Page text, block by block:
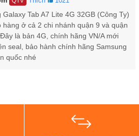
ngày nhanh chóng.
Galaxy Tab A7 Lite 4G 32GB (Công Ty)
hàng ở cả 2 chi nhánh quận 9 và quận
là bản 4G, chính hãng VN/A mới
seal, bảo hành chính hãng Samsung
quốc nhé